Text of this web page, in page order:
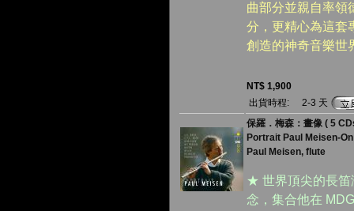
曲部分並親自率領
分，更精心為這套
創造的神奇音樂世
NT$ 1,900
出貨時程:
2-3 天
保羅．梅森：畫像 ( 5
Portrait Paul Meisen-
Paul Meisen, flute
★ 世界頂尖的長笛
念，集合他在